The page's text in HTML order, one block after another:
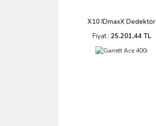
X10 IDmaxX Dedektör
Fiyat : 25.201,44 TL